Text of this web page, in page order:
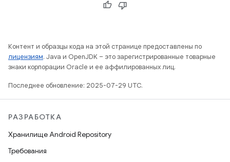
Контент и образцы кода на этой странице предоставлены по
лицензиям. Java и OpenJDK – это зарегистрированные товарные
знаки корпорации Oracle и ее аффилированных лиц.
Последнее обновление: 2025-07-29 UTC.
РАЗРАБОТКА
Хранилище Android Repository
Требования